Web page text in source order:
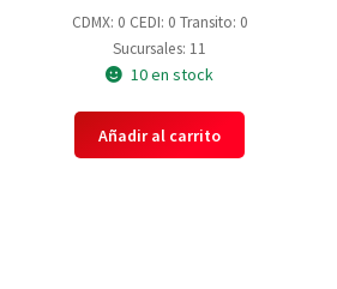
CDMX: 0 CEDI: 0 Transito: 0
Sucursales: 11
10 en stock
Añadir al carrito